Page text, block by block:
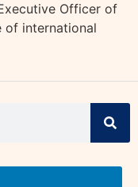
Officer of
of international